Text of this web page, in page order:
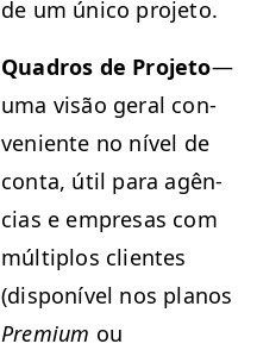
de um úni­co projeto.
Quadros de Pro­je­to—
uma visão ger­al con­
ve­niente no nív­el de
con­ta, útil para agên­
cias e empre­sas com
múlti­p­los clientes
(disponív­el nos planos
Pre­mi­um ou